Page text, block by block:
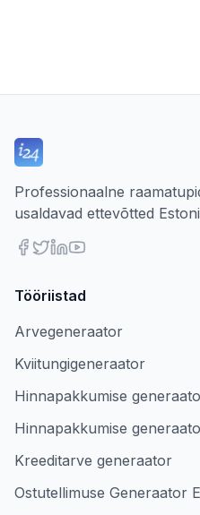
Professionaalne
usaldavad ettevõtted
Tööriistad
Arvegeneraator
Kviitungigeneraator
Hinnapakkumise
Hinnapakkumise
Kreeditarve generaator
Ostutellimuse Generaator